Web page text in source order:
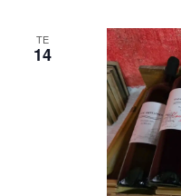
ΤΕ
14